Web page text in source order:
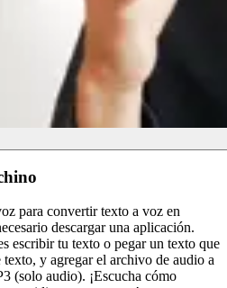
para convertir texto a voz en
descargar una aplicación.
escribir tu texto o pegar un texto que
y agregar el archivo de audio a
(solo audio). ¡Escucha cómo